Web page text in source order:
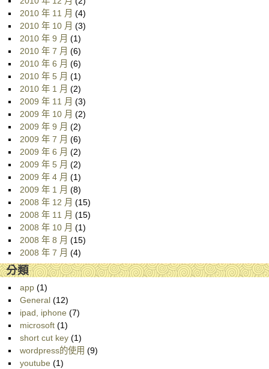
2010 年 11 月 (4)
2010 年 10 月 (3)
2010 年 9 月 (1)
2010 年 7 月 (6)
2010 年 6 月 (6)
2010 年 5 月 (1)
2010 年 1 月 (2)
2009 年 11 月 (3)
2009 年 10 月 (2)
2009 年 9 月 (2)
2009 年 7 月 (6)
2009 年 6 月 (2)
2009 年 5 月 (2)
2009 年 4 月 (1)
2009 年 1 月 (8)
2008 年 12 月 (15)
2008 年 11 月 (15)
2008 年 10 月 (1)
2008 年 8 月 (15)
2008 年 7 月 (4)
分類
app (1)
General (12)
ipad, iphone (7)
microsoft (1)
short cut key (1)
wordpress的使用 (9)
youtube (1)